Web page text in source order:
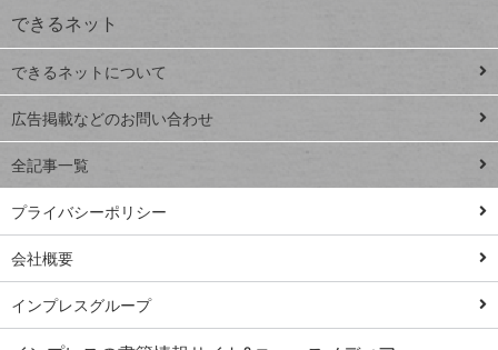
close
閉じ
る
連載
Excel Q&A
トイアンナ流仕
事術
PowerAutomate
ではじめる業務
の完全自動化
AI議事録作成術
Windows 11
Q&A
できるネット
できるネットについて
広告掲載などのお問い合わせ
全記事一覧
プライバシーポリシー
会社概要
インプレスグループ